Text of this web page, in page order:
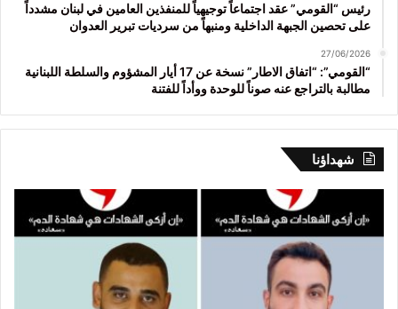
رئيس “القومي” عقد اجتماعاً توجيهياً للمنفذين العامين في لبنان مشدداً
على تحصين الجبهة الداخلية ومنبهاً من سرديات تبرير العدوان
27/06/2026
“القومي”: “اتفاق الاطار” نسخة عن 17 أيار المشؤوم والسلطة اللبنانية
مطالبة بالتراجع عنه صوناً للوحدة ووأداً للفتنة
شهداؤنا